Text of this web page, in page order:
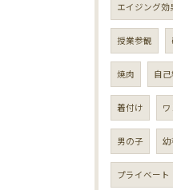
エイジング効
授業参観
焼肉 自
着付け
男の子 幼
プライベート